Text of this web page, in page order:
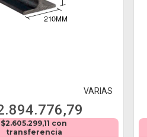
VARIAS
$2.605.299,11 con
transferencia